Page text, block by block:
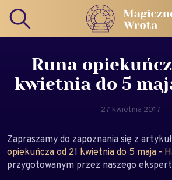
Runa
kwietnia do 5
27 kwietnia 2017
Zapraszamy do zapoznania się z
opiekuńcza od 21 kwietnia do 5 maja -
przygotowanym przez naszego